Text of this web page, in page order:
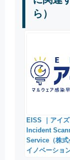
ら）
EISS ｜アイ
Incident
Service（株式
イノベーション